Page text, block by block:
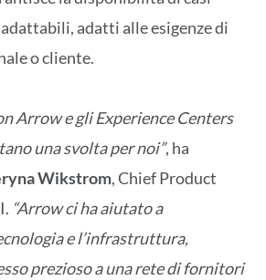
adatti alle esigenze di
o cliente.
Arrow e gli Experience Centers
una svolta per noi”, ha
Wikstrom, Chief Product
“Arrow ci ha aiutato a
e l’infrastruttura,
prezioso a una rete di fornitori